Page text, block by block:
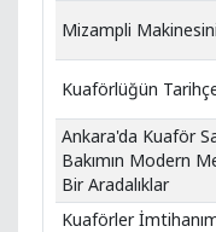
Mizampli
Kuaförlüğün
Ankara'da Kuaför
Bakımın Modern
Bir Aradalıklar
Kuaförler